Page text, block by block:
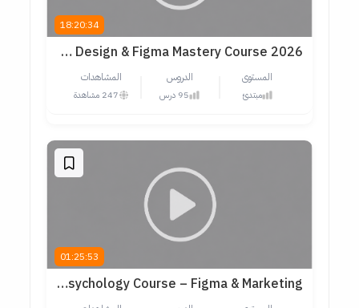
18:20:34
Ultimate UI/UX Design & Figma Mastery Course 2026
المستوى
مبتدئ
الدروس
95 درس
المشاهدات
247 مشاهدة
01:25:53
Complete UX Design & Web Psychology Course – Figma & Marketing